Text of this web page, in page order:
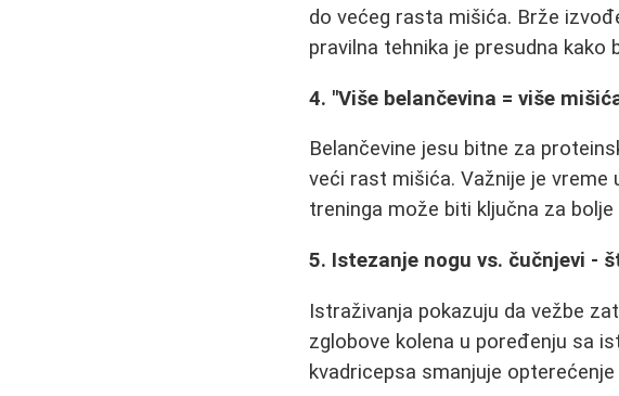
do većeg rasta mišića. Brže
pravilna tehnika je presudna kako
4. "Više belančevina = više
Belančevine jesu bitne za
veći rast mišića. Važnije je vreme
treninga može biti ključna za
5. Istezanje nogu vs. čučnjevi -
Istraživanja pokazuju da vežbe
zglobove kolena u poređenju sa
kvadricepsa smanjuje opterećenje